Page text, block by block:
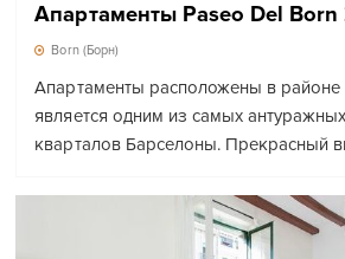
Апартаменты Paseo Del
Born (Борн)
Апартаменты расположены в
является одним из самых
кварталов Барселоны. Прекрасный